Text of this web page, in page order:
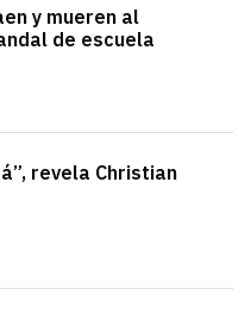
y mueren al
de escuela
revela Christian